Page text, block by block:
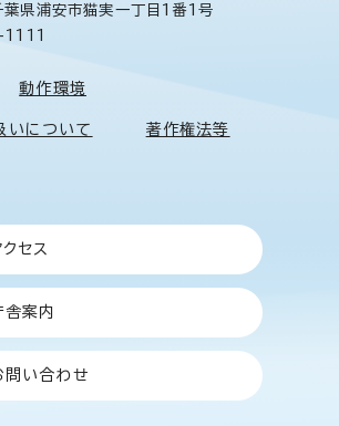
県浦安市猫実一丁目1番1号
動作環境
いについて 著作権法等
クセス
舎案内
問い合わせ